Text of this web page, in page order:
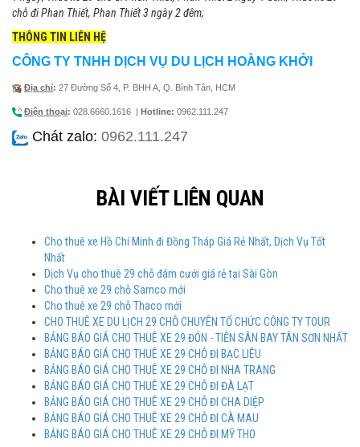
chỗ đi Phan Thiết, Phan Thiết 3 ngày 2 đêm;
THÔNG TIN LIÊN HỆ
CÔNG TY TNHH DỊCH VỤ DU LỊCH HOÀNG KHỞI
Địa chỉ: 27 Đường Số 4, P. BHH A, Q. Bình Tân, HCM
Điện thoại: 028.6660.1616 | Hotline: 0962.111.247
Chát zalo: 0962.111.247
BÀI VIẾT LIÊN QUAN
Cho thuê xe Hồ Chí Minh đi Đồng Tháp Giá Rẻ Nhất, Dịch Vụ Tốt
Nhất
Dịch Vụ cho thuê 29 chỗ đám cưới giá rẻ tại Sài Gòn
Cho thuê xe 29 chỗ Samco mới
Cho thuê xe 29 chỗ Thaco mới
CHO THUÊ XE DU LỊCH 29 CHỖ CHUYÊN TỔ CHỨC CÔNG TY TOUR
BẢNG BÁO GIÁ CHO THUÊ XE 29 ĐÓN - TIỄN SÂN BAY TÂN SƠN NHẤT
BẢNG BÁO GIÁ CHO THUÊ XE 29 CHỖ ĐI BẠC LIÊU
BẢNG BÁO GIÁ CHO THUÊ XE 29 CHỖ ĐI NHA TRANG
BẢNG BÁO GIÁ CHO THUÊ XE 29 CHỖ ĐI ĐÀ LẠT
BẢNG BÁO GIÁ CHO THUÊ XE 29 CHỖ ĐI CHA DIỆP
BẢNG BÁO GIÁ CHO THUÊ XE 29 CHỖ ĐI CÀ MAU
BẢNG BÁO GIÁ CHO THUÊ XE 29 CHỖ ĐI MỸ THO